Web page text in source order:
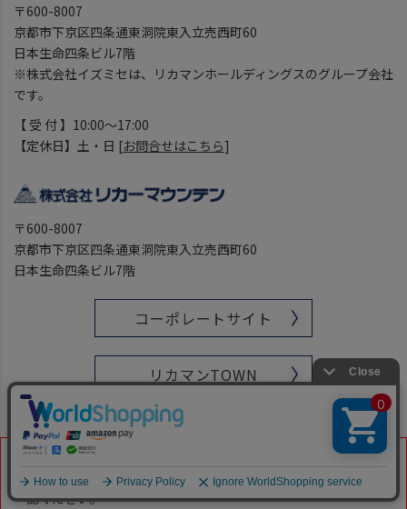
〒600-8007
京都市下京区四条通東洞院東入立売西町60
日本生命四条ビル7階
※株式会社イズミセは、リカマンホールディングスのグループ会社
です。
【 受 付 】10:00～17:00
【定休日】土・日 [お問合せはこちら]
〒600-8007
京都市下京区四条通東洞院東入立売西町60
日本生命四条ビル7階
コーポレートサイト
リカマンTOWN
■ 当ショップを装った偽装サイトやフィッシングサイトにはご
注意ください。お買い物の際には必ずアドレス（URL）をご確
認ください。